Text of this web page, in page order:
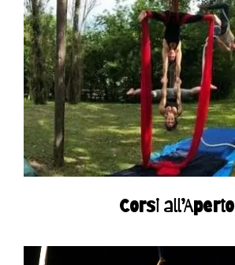
Corsi all’Aperto